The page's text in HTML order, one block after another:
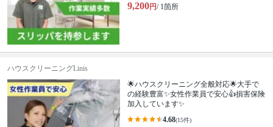
9,200円/ 1箇所
ハウスクリーニングLinis
🌟ハウスクリーニング全般対応🌟大手で
の経験豊富✨女性作業員で安心👍損害保険
加入しています✨
4.68(15件)